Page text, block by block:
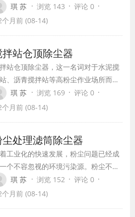
康。为了解决这一问题，铸造厂专用
除尘器应运而生。本文将介绍铸造厂
琪 苏 · 浏览 143 · 评论 0 ·
个月前 (08-14)
站仓顶除尘器
站仓顶除尘器，这一名词对于水泥搅
、沥青搅拌站等高粉尘作业场所而
已经成为一种标配设备。随着环保要
日益严格，企业对于环保设备的需求
业除尘领域的新标杆。
琪 苏 · 浏览 169 · 评论 0 ·
个月前 (08-14)
处理滤筒除尘器
工业化的快速发展，粉尘问题已经成
个不容忽视的环境污染源。粉尘不仅
空气质量，还对人体健康构成威胁，
时甚至会导致职业病。因此，有效的
琪 苏 · 浏览 152 · 评论 0 ·
个月前 (08-14)